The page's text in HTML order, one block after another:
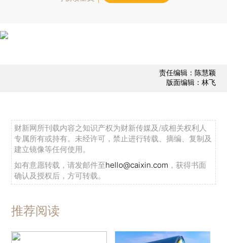
责任编辑：陈慧颖
版面编辑：林飞
财新网所刊载内容之知识产权为财新传媒及/或相关权利人
专属所有或持有。未经许可，禁止进行转载、摘编、复制及
建立镜像等任何使用。
如有意愿转载，请发邮件至hello@caixin.com ，获得书面
确认及授权后，方可转载。
推荐阅读